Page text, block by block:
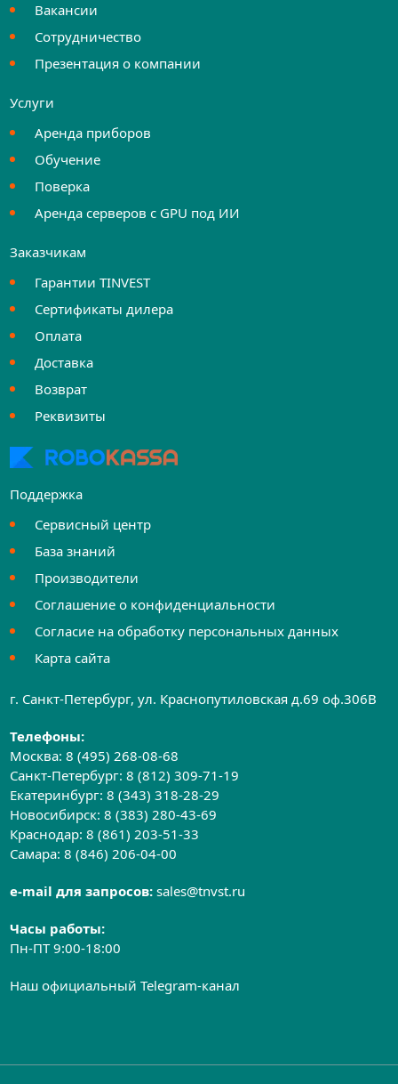
Вакансии
Сотрудничество
Презентация о компании
Услуги
Аренда приборов
Обучение
Поверка
Аренда серверов с GPU под ИИ
Заказчикам
Гарантии TINVEST
Сертификаты дилера
Оплата
Доставка
Возврат
Реквизиты
Поддержка
Сервисный центр
База знаний
Производители
Соглашение о конфиденциальности
Согласие на обработку персональных данных
Карта сайта
г. Санкт-Петербург, ул. Краснопутиловская д.69 оф.306B
Телефоны:
Москва:8 (495) 268-08-68
Санкт-Петербург:8 (812) 309-71-19
Екатеринбург:8 (343) 318-28-29
Новосибирск:8 (383) 280-43-69
Краснодар:8 (861) 203-51-33
Самара:8 (846) 206-04-00
e-mail для запросов:sales@tnvst.ru
Часы работы:
Пн-ПТ 9:00-18:00
Наш официальный Telegram-канал